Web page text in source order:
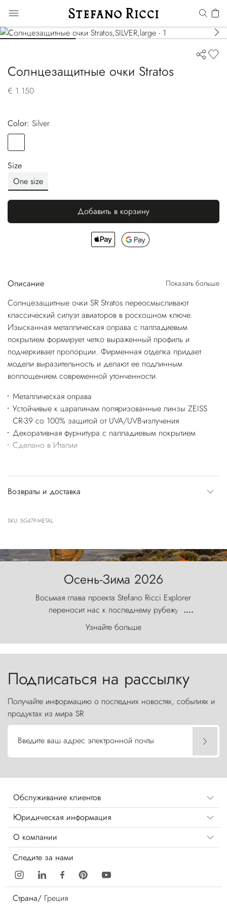
Солнцезащитные очки Stratos
€ 1.150
Color:
silver
Size
One size
Добавить в корзину
Описание Показать больше
Солнцезащитные очки SR Stratos переосмысливают
классический силуэт авиаторов в роскошном ключе.
Изысканная металлическая оправа с палладиевым
покрытием формирует четко выраженный профиль и
подчеркивает пропорции. Фирменная отделка придает
модели выразительность и делают ее подлинным
воплощением современной утонченности.
Металлическая оправа
Устойчивые к царапинам поляризованные линзы ZEISS
CR-39 со 100% защитой от UVA/UVB-излучения
Декоративная фурнитура с палладиевым покрытием
Сделано в Италии
Возвраты и доставка
SKU: SG47P-METAL
Осень-Зима 2026
Восьмая глава проекта Stefano Ricci Explorer
переносит нас к последнему рубежу
первозданного мира, где ветер с
первобытной яростью ваяет ландшафт, а пики
Торрес-дель-Пайне, словно каменные стражи,
....
Узнайте больше
Подписаться на рассылку
Получайте информацию о последних новостях, событиях и
продуктах из мира SR
Введите ваш адрес электронной почты
Обслуживание клиентов
Юридическая информация
О компании
Следите за нами
Страна/ Греция